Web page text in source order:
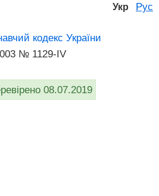
Укр Рус
кодекс України
№ 1129-IV
08.07.2019